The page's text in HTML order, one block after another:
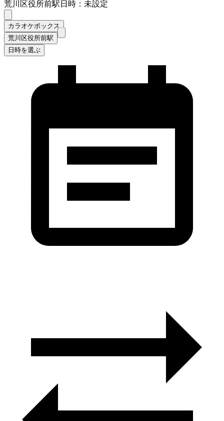
荒川区役所前駅日時：未設定
カラオケボックス
荒川区役所前駅
日時を選ぶ